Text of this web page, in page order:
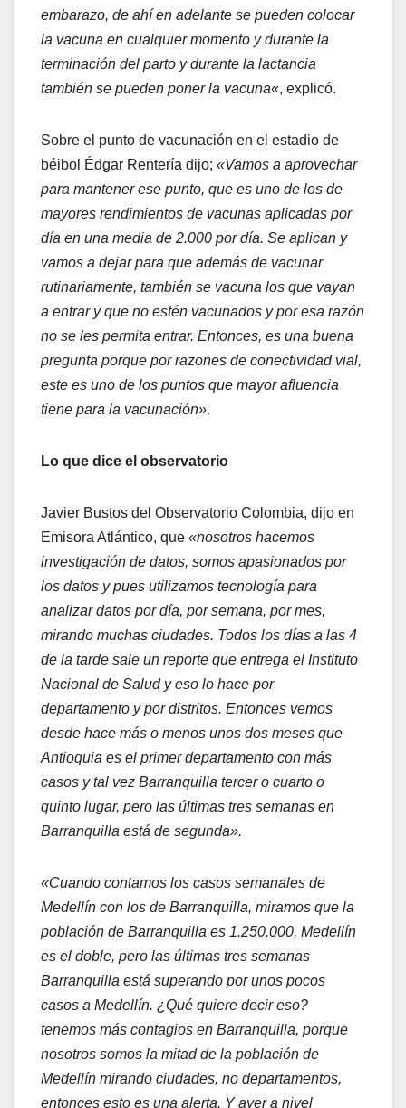
embarazo, de ahí en adelante se pueden colocar
la vacuna en cualquier momento y durante la
terminación del parto y durante la lactancia
también se pueden poner la vacuna«, explicó.
Sobre el punto de vacunación en el estadio de
béibol Édgar Rentería dijo; «Vamos a aprovechar
para mantener ese punto, que es uno de los de
mayores rendimientos de vacunas aplicadas por
día en una media de 2.000 por día. Se aplican y
vamos a dejar para que además de vacunar
rutinariamente, también se vacuna los que vayan
a entrar y que no estén vacunados y por esa razón
no se les permita entrar. Entonces, es una buena
pregunta porque por razones de conectividad vial,
este es uno de los puntos que mayor afluencia
tiene para la vacunación».
Lo que dice el observatorio
Javier Bustos del Observatorio Colombia, dijo en
Emisora Atlántico, que «nosotros hacemos
investigación de datos, somos apasionados por
los datos y pues utilizamos tecnología para
analizar datos por día, por semana, por mes,
mirando muchas ciudades. Todos los días a las 4
de la tarde sale un reporte que entrega el Instituto
Nacional de Salud y eso lo hace por
departamento y por distritos. Entonces vemos
desde hace más o menos unos dos meses que
Antioquia es el primer departamento con más
casos y tal vez Barranquilla tercer o cuarto o
quinto lugar, pero las últimas tres semanas en
Barranquilla está de segunda».
«Cuando contamos los casos semanales de
Medellín con los de Barranquilla, miramos que la
población de Barranquilla es 1.250.000, Medellín
es el doble, pero las últimas tres semanas
Barranquilla está superando por unos pocos
casos a Medellín. ¿Qué quiere decir eso?
tenemos más contagios en Barranquilla, porque
nosotros somos la mitad de la población de
Medellín mirando ciudades, no departamentos,
entonces esto es una alerta. Y ayer a nivel